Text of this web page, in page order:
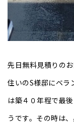
先日無料見積りの
住いのS様邸にベラ
は築４０年程で最
うです。その時は